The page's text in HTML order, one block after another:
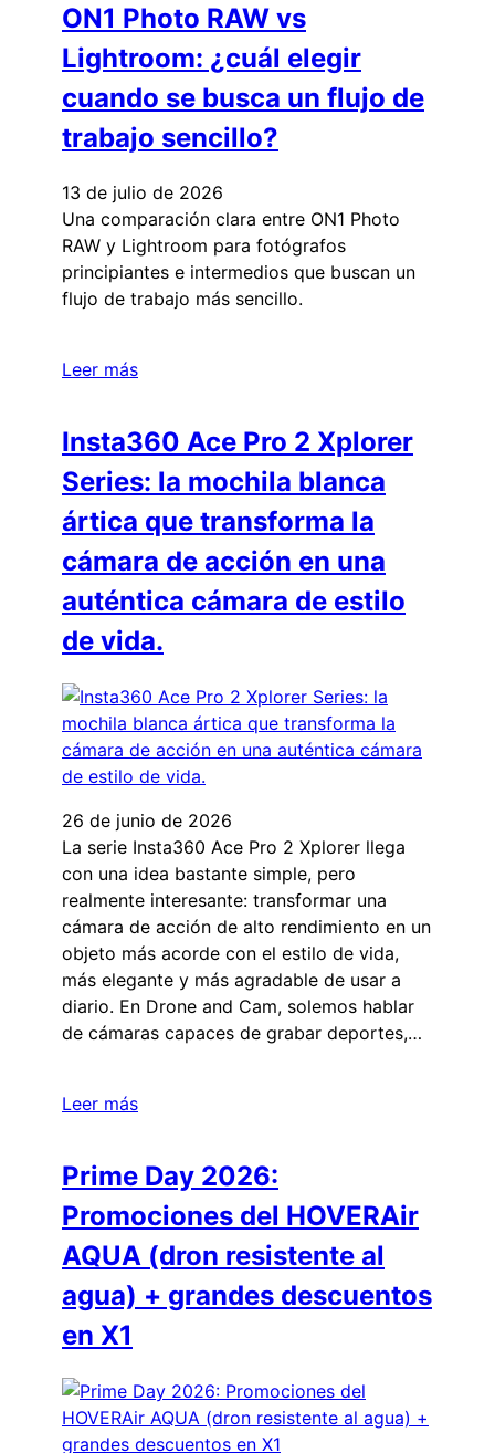
ON1 Photo RAW vs
Lightroom: ¿cuál elegir
cuando se busca un flujo de
trabajo sencillo?
13 de julio de 2026
Una comparación clara entre ON1 Photo
RAW y Lightroom para fotógrafos
principiantes e intermedios que buscan un
flujo de trabajo más sencillo.
Leer más
Insta360 Ace Pro 2 Xplorer
Series: la mochila blanca
ártica que transforma la
cámara de acción en una
auténtica cámara de estilo
de vida.
26 de junio de 2026
La serie Insta360 Ace Pro 2 Xplorer llega
con una idea bastante simple, pero
realmente interesante: transformar una
cámara de acción de alto rendimiento en un
objeto más acorde con el estilo de vida,
más elegante y más agradable de usar a
diario. En Drone and Cam, solemos hablar
de cámaras capaces de grabar deportes,…
Leer más
Prime Day 2026:
Promociones del HOVERAir
AQUA (dron resistente al
agua) + grandes descuentos
en X1